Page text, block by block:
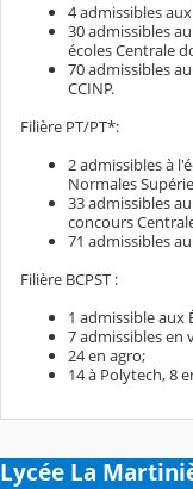
4 admissibles
30 admissibles
écoles Centrale
70 admissibles
CCINP.
Filière PT/PT*:
2 admissibles à
Normales
33 admissibles
concours
71 admissibles
Filière BCPST :
1 admissible aux
7 admissibles en
24 en agro;
14 à Polytech, 8
Lycée La